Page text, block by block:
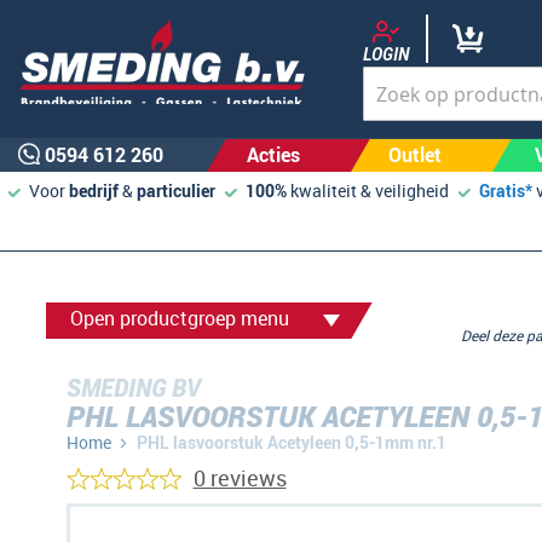
LOGIN
0594 612 260 Acties Outlet
Voorbedrijf&particulier 100% kwaliteit & veiligheid Gratis*
Open productgroep menu
SMEDING BV
PHL LASVOORSTUK ACETYLEEN
Home PHL lasvoorstuk Acetyleen 0,5-1mm nr.1
Deel deze
0 reviews
Ga